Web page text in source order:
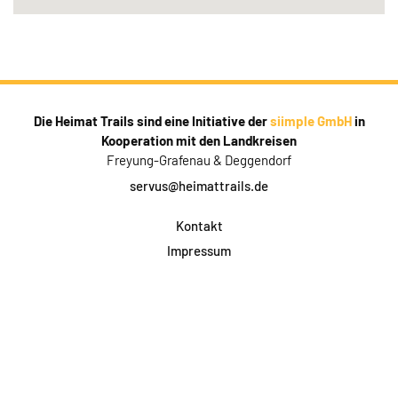
Die Heimat Trails sind eine Initiative dersiimple GmbHin
Kooperation mit den Landkreisen
Freyung-Grafenau & Deggendorf
servus@heimattrails.de
Kontakt
Impressum